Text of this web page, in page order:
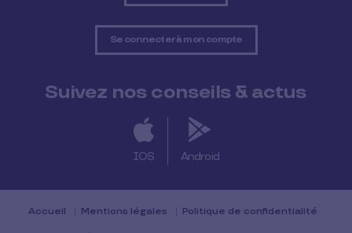
Se connecter à mon compte
Suivez nos conseils & actus
IOS Android
Accueil Mentions légales Politique de confidentialité